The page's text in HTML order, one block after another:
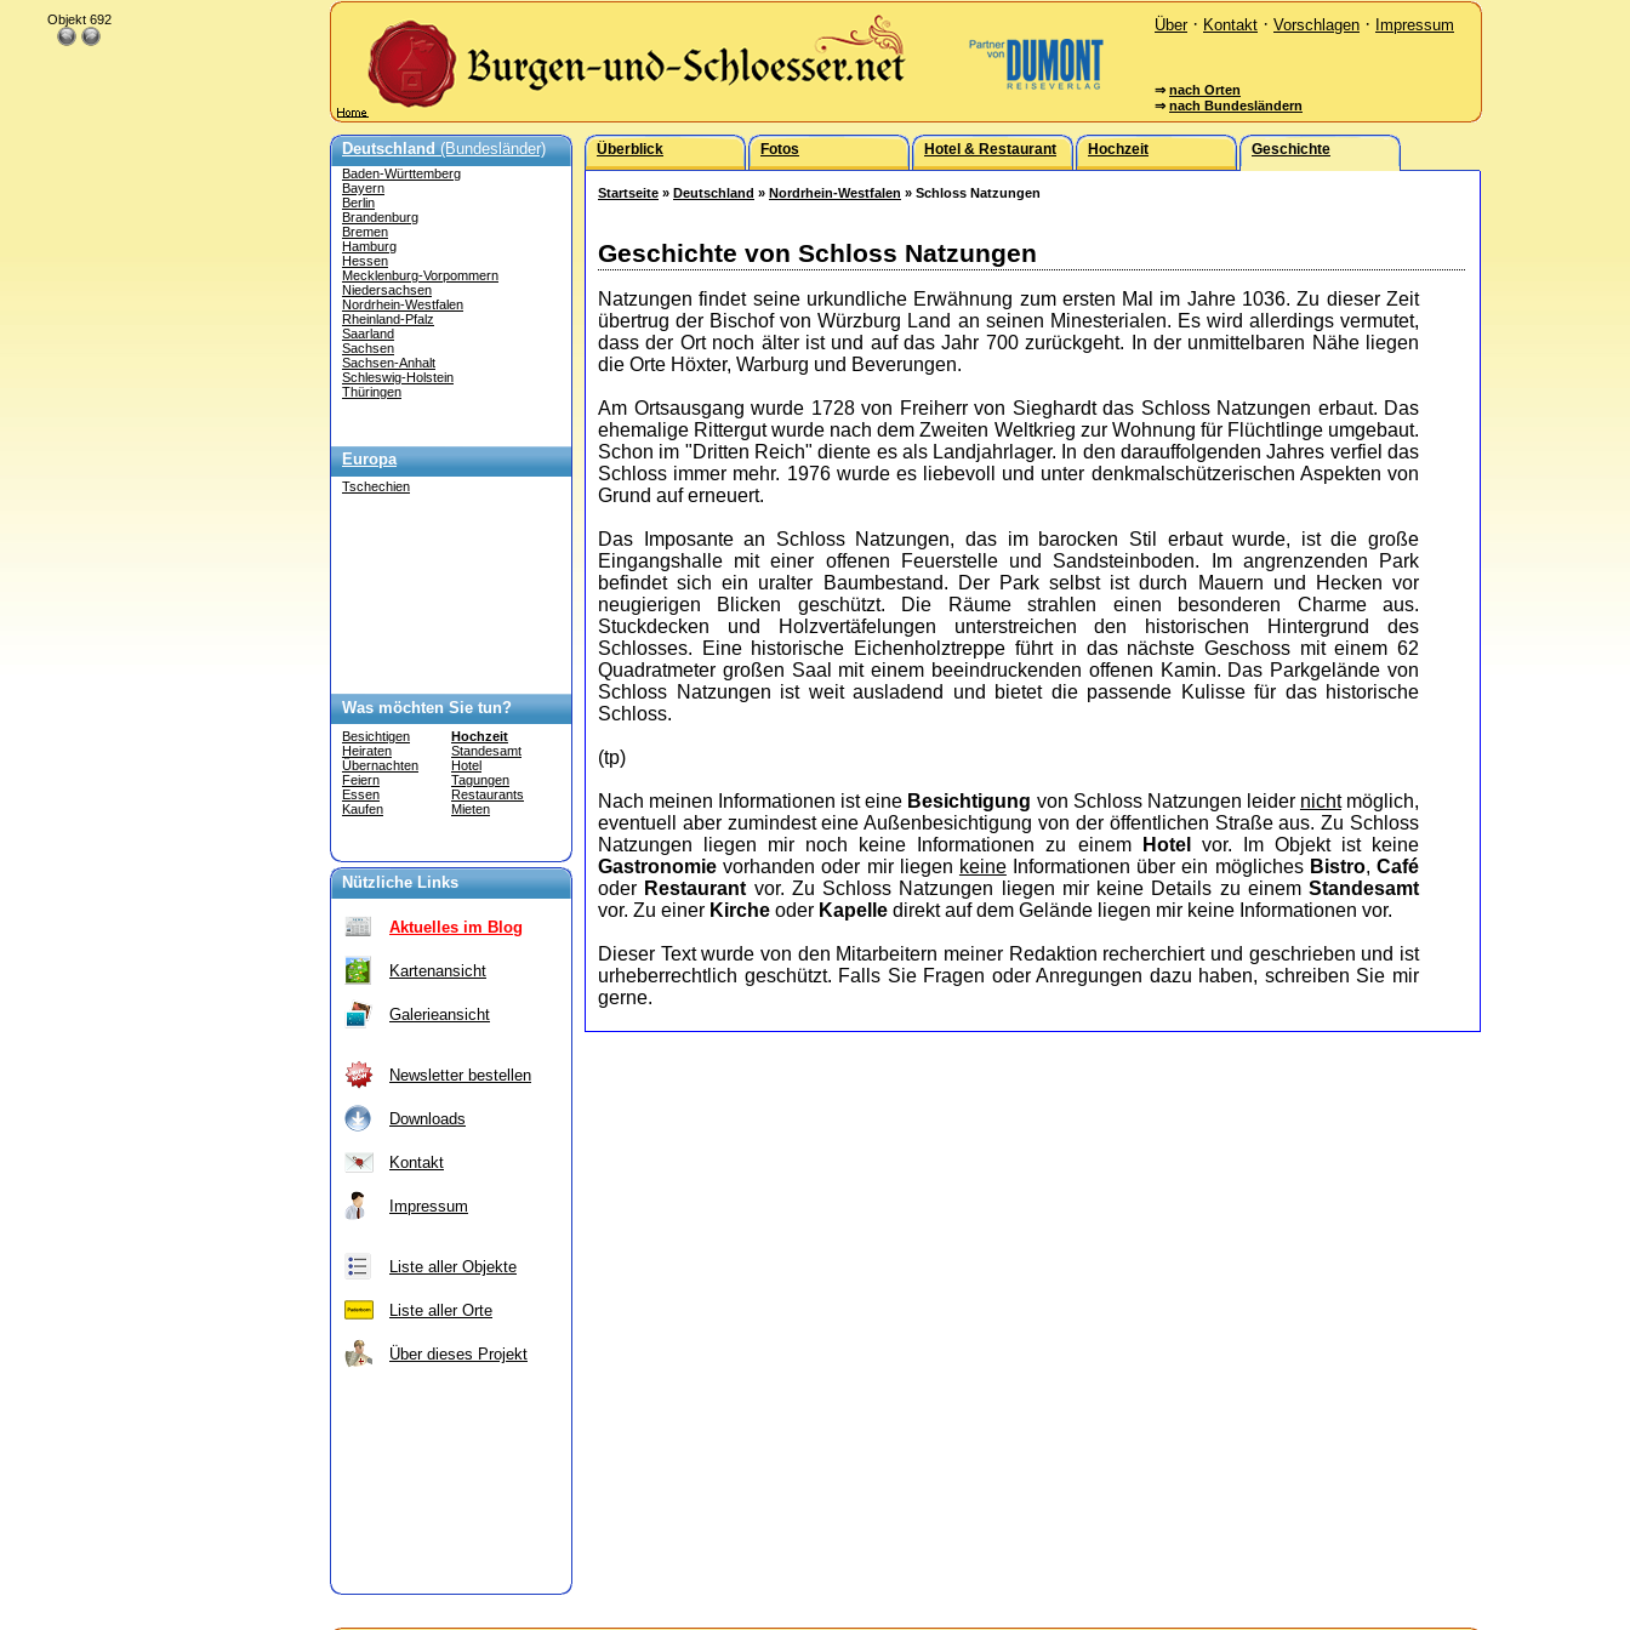
Über· Kontakt · Vorschlagen · Impressum
⇒ nach Orten
⇒ nach Bundesländern
Deutschland(Bundesländer)
Baden-Württemberg
Bayern
Berlin
Brandenburg
Bremen
Hamburg
Hessen
Mecklenburg-Vorpommern
Niedersachsen
Nordrhein-Westfalen
Rheinland-Pfalz
Saarland
Sachsen
Sachsen-Anhalt
Schleswig-Holstein
Thüringen
Europa
Tschechien
Was möchten Sie tun?
Besichtigen
Heiraten
Übernachten
Feiern
Essen
Kaufen
Hochzeit
Standesamt
Hotel
Tagungen
Restaurants
Mieten
Nützliche Links
Aktuelles im Blog
Kartenansicht
Galerieansicht
Newsletter bestellen
Downloads
Kontakt
Impressum
Liste aller Objekte
Liste aller Orte
Über dieses Projekt
Überblick Fotos Hotel & Restaurant Hochzeit Geschichte
Startseite » Deutschland » Nordrhein-Westfalen » Schloss Natzungen
Geschichte von Schloss Natzungen
Natzungen findet seine urkundliche Erwähnung zum ersten Mal im Jahre 1036. Zu dieser Zeit
übertrug der Bischof von Würzburg Land an seinen Minesterialen. Es wird allerdings vermutet,
dass der Ort noch älter ist und auf das Jahr 700 zurückgeht. In der unmittelbaren Nähe liegen
die Orte Höxter, Warburg und Beverungen.
Am Ortsausgang wurde 1728 von Freiherr von Sieghardt das Schloss Natzungen erbaut. Das
ehemalige Rittergut wurde nach dem Zweiten Weltkrieg zur Wohnung für Flüchtlinge umgebaut.
Schon im "Dritten Reich" diente es als Landjahrlager. In den darauffolgenden Jahres verfiel das
Schloss immer mehr. 1976 wurde es liebevoll und unter denkmalschützerischen Aspekten von
Grund auf erneuert.
Das Imposante an Schloss Natzungen, das im barocken Stil erbaut wurde, ist die große
Eingangshalle mit einer offenen Feuerstelle und Sandsteinboden. Im angrenzenden Park
befindet sich ein uralter Baumbestand. Der Park selbst ist durch Mauern und Hecken vor
neugierigen Blicken geschützt. Die Räume strahlen einen besonderen Charme aus.
Stuckdecken und Holzvertäfelungen unterstreichen den historischen Hintergrund des
Schlosses. Eine historische Eichenholztreppe führt in das nächste Geschoss mit einem 62
Quadratmeter großen Saal mit einem beeindruckenden offenen Kamin. Das Parkgelände von
Schloss Natzungen ist weit ausladend und bietet die passende Kulisse für das historische
Schloss.
(tp)
Nach meinen Informationen ist eine Besichtigung von Schloss Natzungen leider nichtmöglich,
eventuell aber zumindest eine Außenbesichtigung von der öffentlichen Straße aus. Zu Schloss
Natzungen liegen mir noch keine Informationen zu einem
Hotel
vor. Im Objekt ist keine
Gastronomie vorhanden oder mir liegen keineInformationen über ein mögliches Bistro,Café
oder Restaurant vor. Zu Schloss Natzungen liegen mir keine Details zu einem Standesamt
vor. Zu einer Kirche oder Kapelle direkt auf dem Gelände liegen mir keine Informationen vor.
Dieser Text wurde von den Mitarbeitern meiner Redaktion recherchiert und geschrieben und ist
urheberrechtlich geschützt. Falls Sie Fragen oder Anregungen dazu haben, schreiben Sie mir
gerne.
Objekt 692